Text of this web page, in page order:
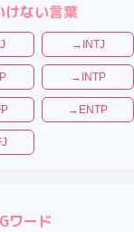
けない言葉
→ INTJ
→ INTP
→ ENTP
ワード